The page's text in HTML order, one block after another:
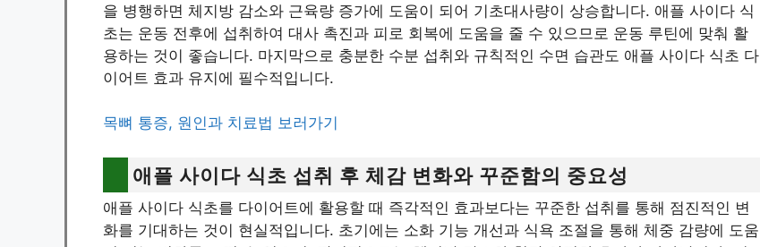
을 병행하면 체지방 감소와 근육량 증가에 도움이 되어 기초대사량이 상승합니다. 애플 사이다 식
초는 운동 전후에 섭취하여 대사 촉진과 피로 회복에 도움을 줄 수 있으므로 운동 루틴에 맞춰 활
용하는 것이 좋습니다. 마지막으로 충분한 수분 섭취와 규칙적인 수면 습관도 애플 사이다 식초 다
이어트 효과 유지에 필수적입니다.
목뼈 통증, 원인과 치료법 보러가기
애플 사이다 식초 섭취 후 체감 변화와 꾸준함의 중요성
애플 사이다 식초를 다이어트에 활용할 때 즉각적인 효과보다는 꾸준한 섭취를 통해 점진적인 변
화를 기대하는 것이 현실적입니다. 초기에는 소화 기능 개선과 식욕 조절을 통해 체중 감량에 도움